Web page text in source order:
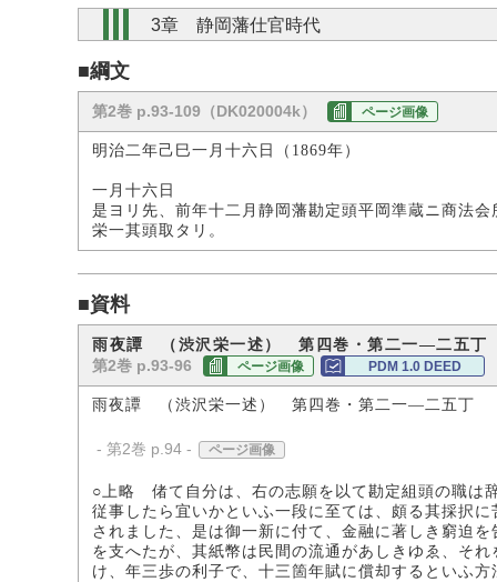
3章 静岡藩仕官時代
■綱文
第2巻 p.93-109（DK020004k） ページ画像
明治二年己巳一月十六日（1869年）
一月十六日
是ヨリ先、前年十二月静岡藩勘定頭平岡準蔵ニ商法
栄一其頭取タリ。
■資料
雨夜譚 （渋沢栄一述） 第四巻・第二一―二五丁
第2巻 p.93-96 ページ画像 PDM 1.0 DEED
雨夜譚 （渋沢栄一述） 第四巻・第二一―二五丁
- 第2巻 p.94 - ページ画像
○上略 偖て自分は、右の志願を以て勘定組頭の職は
従事したら宜いかといふ一段に至ては、頗る其採択
されました、是は御一新に付て、金融に著しき窮迫
を支へたが、其紙幣は民間の流通があしきゆゑ、そ
け、年三歩の利子で、十三箇年賦に償却するといふ